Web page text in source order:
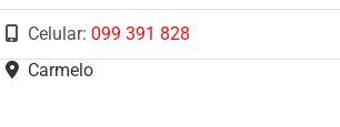
Celular: 099 391 828
Carmelo